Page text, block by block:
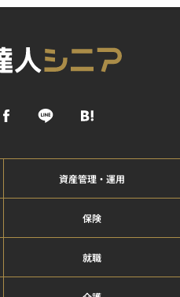
資産管理・運用
保険
就職